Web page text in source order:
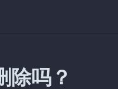
除吗？